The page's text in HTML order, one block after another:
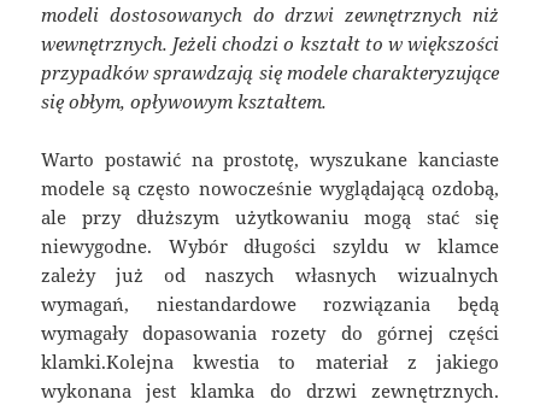
modeli dostosowanych do drzwi zewnętrznych niż
wewnętrznych. Jeżeli chodzi o kształt to w większości
przypadków sprawdzają się modele charakteryzujące
się obłym, opływowym kształtem.
Warto postawić na prostotę, wyszukane kanciaste
modele są często nowocześnie wyglądającą ozdobą,
ale przy dłuższym użytkowaniu mogą stać się
niewygodne. Wybór długości szyldu w klamce
zależy już od naszych własnych wizualnych
wymagań, niestandardowe rozwiązania będą
wymagały dopasowania rozety do górnej części
klamki.Kolejna kwestia to materiał z jakiego
wykonana jest klamka do drzwi zewnętrznych.